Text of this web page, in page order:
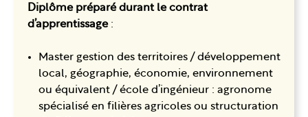
Diplôme préparé durant le contrat
d’apprentissage:
Master gestion des territoires / développement
local, géographie, économie, environnement
ou équivalent / école d’ingénieur : agronome
spécialisé en filières agricoles ou structuration